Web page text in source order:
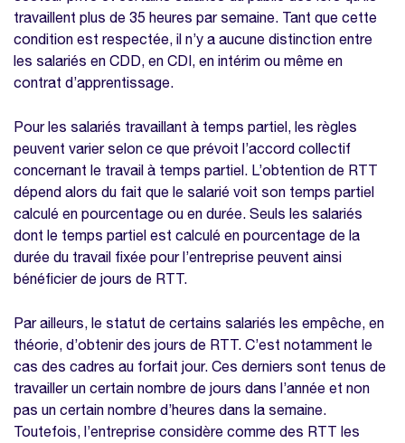
travaillent plus de 35 heures par semaine. Tant que cette
condition est respectée, il n’y a aucune distinction entre
les salariés en CDD, en CDI, en intérim ou même en
contrat d’apprentissage.
Pour les salariés travaillant à temps partiel, les règles
peuvent varier selon ce que prévoit l’accord collectif
concernant le travail à temps partiel. L’obtention de RTT
dépend alors du fait que le salarié voit son temps partiel
calculé en pourcentage ou en durée. Seuls les salariés
dont le temps partiel est calculé en pourcentage de la
durée du travail fixée pour l’entreprise peuvent ainsi
bénéficier de jours de RTT.
Par ailleurs, le statut de certains salariés les empêche, en
théorie, d’obtenir des jours de RTT. C’est notamment le
cas des cadres au forfait jour. Ces derniers sont tenus de
travailler un certain nombre de jours dans l’année et non
pas un certain nombre d’heures dans la semaine.
Toutefois, l’entreprise considère comme des RTT les